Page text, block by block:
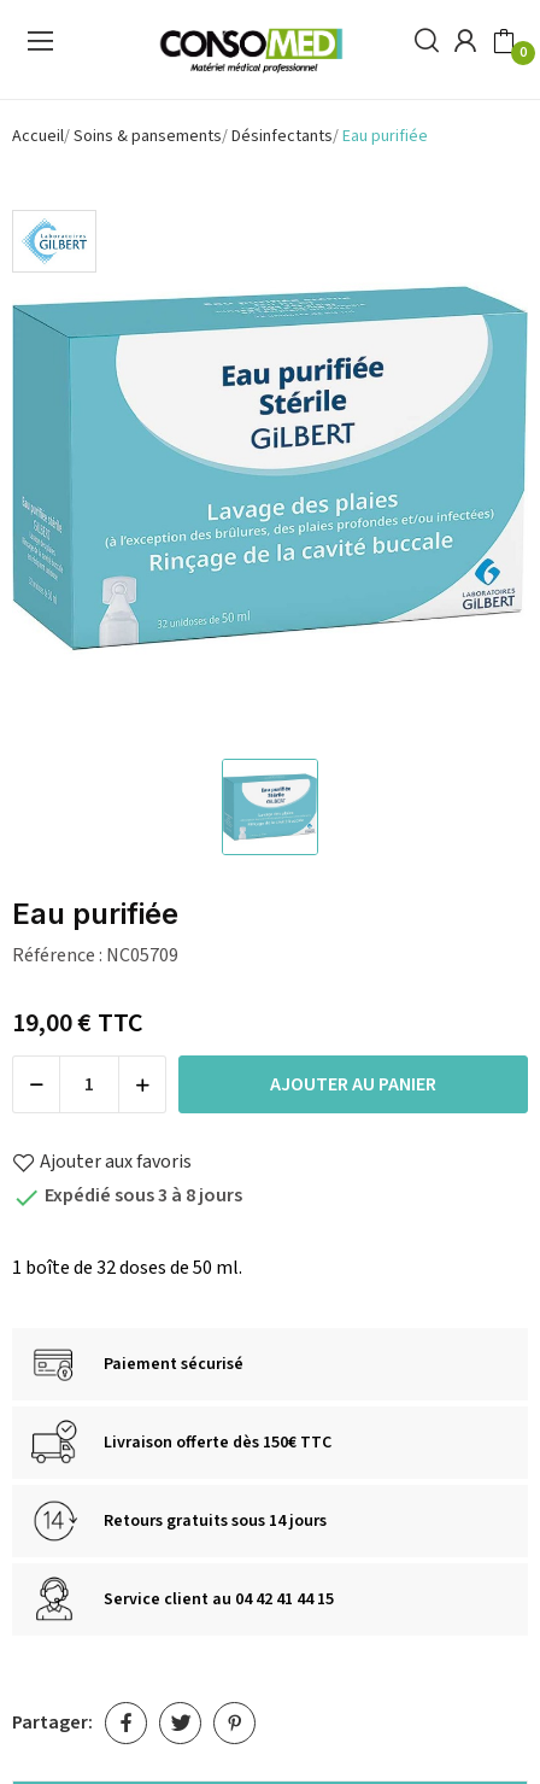
0
Accueil Soins & pansements Désinfectants Eau purifiée
Eau purifiée
Référence : NC05709
19,00 €TTC
AJOUTER AU PANIER
Ajouter aux favoris
 Expédié sous 3 à 8 jours
1 boîte de 32 doses de 50 ml.
Paiement sécurisé
Livraison offerte dès 150€ TTC
Retours gratuits sous 14 jours
Service client au 04 42 41 44 15
Partager: